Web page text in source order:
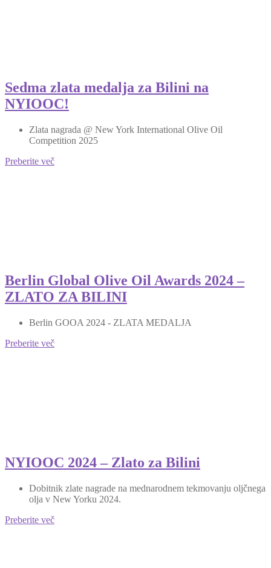
Sedma zlata medalja za Bilini na
NYIOOC!
Zlata nagrada @ New York International Olive Oil
Competition 2025
Preberite več
Berlin Global Olive Oil Awards 2024 –
ZLATO ZA BILINI
Berlin GOOA 2024 - ZLATA MEDALJA
Preberite več
NYIOOC 2024 – Zlato za Bilini
Dobitnik zlate nagrade na mednarodnem tekmovanju oljčnega
olja v New Yorku 2024.
Preberite več